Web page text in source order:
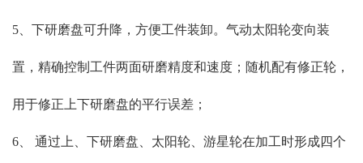
5、下研磨盘可升降，方便工件装卸。气动太阳轮变向装
置，精确控制工件两面研磨精度和速度；随机配有修正轮，
用于修正上下研磨盘的平行误差；
6、 通过上、下研磨盘、太阳轮、游星轮在加工时形成四个